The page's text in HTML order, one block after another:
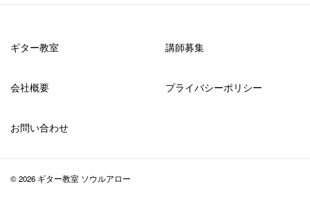
ギター教室 講師募集
会社概要 プライバシーポリシー
お問い合わせ
© 2026 ギター教室 ソウルアロー